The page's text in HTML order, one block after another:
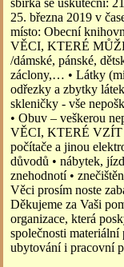
sbírka se uskuteční:
25. března 2019 v
místo: Obecní
VĚCI, KTERÉ
/dámské, pánské,
záclony,… • Látky
odřezky a zbytky
skleničky - vše
• Obuv – veškerou
VĚCI, KTERÉ VZÍT
počítače a jinou
důvodů • nábytek,
znehodnotí •
Věci prosím noste
Děkujeme za Vaši
organizace, která
společnosti
ubytování i pracovní